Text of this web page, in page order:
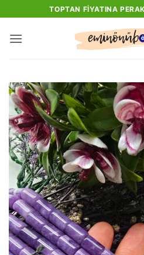
atla
TOPTAN FIYATINA